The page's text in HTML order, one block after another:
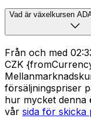
Vad är växelkursen
Från och med
CZK
försäljningspriser
hur mycket denna
vår sida för skicka